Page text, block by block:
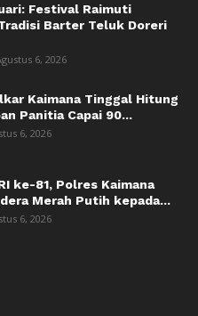
Festival Raimuti
Barter Teluk Doreri
6, 2026
Kaimana Tinggal Hitung
Panitia Capai 90...
6, 2026
ke-81, Polres Kaimana
Merah Putih kepada...
6, 2026